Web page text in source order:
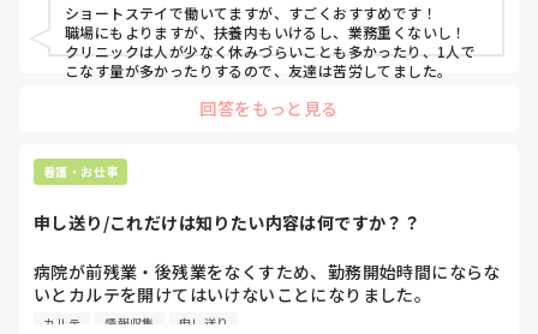
ショートステイで働いてますが、すごくおすすめです！
職場にもよりますが、扶養内もいけるし、業務重くないし！
クリニックは人が少なく休みづらいことも多かったり、1人で
こなす量が多かったりするので、友達は苦労してました。
回答をもっと見る
看護・お仕事
申し送り/これだけは知りたい内容は何ですか？？
病院が前残業・後残業をなくすため、勤務開始時間にならな
いとカルテを開けてはいけないことになりました。
カルテ 情報収集 申し送り